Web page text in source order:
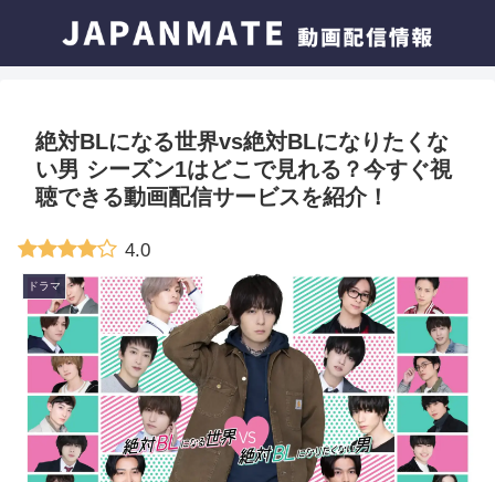
絶対BLになる世界vs絶対BLになりたくな
い男 シーズン1はどこで見れる？今すぐ視
聴できる動画配信サービスを紹介！
4.0
ドラマ